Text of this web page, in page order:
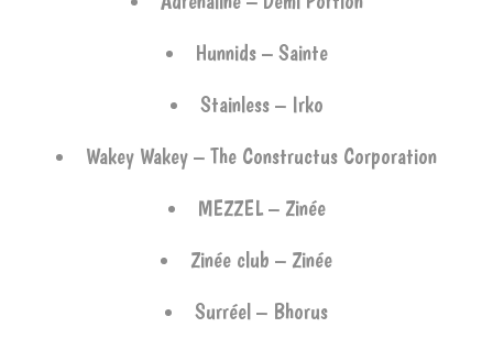
Hunnids – Sainte
Stainless – Irko
Wakey Wakey – The Constructus Corporation
MEZZEL – Zinée
Zinée club – Zinée
Surréel – Bhorus